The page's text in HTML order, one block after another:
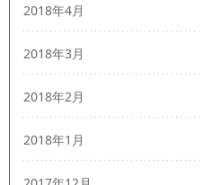
2018年4月
2018年3月
2018年2月
2018年1月